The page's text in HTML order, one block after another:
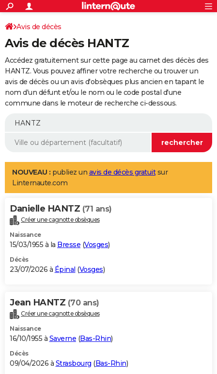
ACTUALITÉS
Politique
Société
Faits Divers
Education
Monde
Villes
+
SPORT
Coupe du monde 2026
Football
Tennis
Cyclisme
Rugby
Forum
Programme TV
TNT
Streaming
Cinéma
Sorties cinéma
Musique
+
FINANCE
Retraite
Epargne
Immobilier
Risques naturels par ville
Banque
Assurance
AUTO
Essais
Réserver un essai
Citadines
Berlines
SUV
Forum auto
+
Mobiles
Meilleur smartphone
Internet
Ordinateurs
Jeux vidéo
Guide high-tech
Aménagement intérieur
LIFESTYLE
Art de vivre
Bien-être
Loisirs
Mode
Modes de vie
Alimentation
Guide de la santé
Maladies
Médicaments
Sommeil
VOYAGE
Destinations
City break
Voyage nature
Voyage de noces
Forum
Climat
+PHOTO
GUIDES D'ACHAT
BONS PLANS
Carte de Noël
Carte Bonne année
Carte Saint-Valentin
Carte Pâques
Carte d'anniversaire
DICTIONNAIRE
Dictionnaire
Biographies
Citations
Expressions
Proverbes
PROGRAMME TV
S'inscrire
Se connecter
Lycées
Collèges
Primaires
Universités
Entreprises
Service militaire
Avis de recherche
AVIS DE DÉCÈS
Avis de décès
Avis de décès HANTZ
Accédez gratuitement sur cette page au carnet des décès des
HANTZ. Vous pouvez affiner votre recherche ou trouver un
avis de décès ou un avis d'obsèques plus ancien en tapant le
nom d'un défunt et/ou le nom ou le code postal d'une
commune dans le moteur de recherche ci-dessous.
NOUVEAU : publiez un avis de décès gratuitsur
Linternaute.com
Danielle HANTZ (71 ans)
Créer une cagnotte obsèques
Naissance
15/03/1955 à la Bresse (Vosges)
Décès
23/07/2026 à Épinal (Vosges)
Jean HANTZ (70 ans)
Créer une cagnotte obsèques
Naissance
16/10/1955 à Saverne (Bas-Rhin)
Décès
09/04/2026 à Strasbourg (Bas-Rhin)